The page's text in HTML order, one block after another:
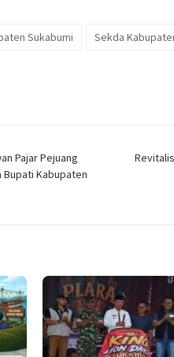
Sukabumi Sekda
Pajar Pejuang
Bupati Kabupaten